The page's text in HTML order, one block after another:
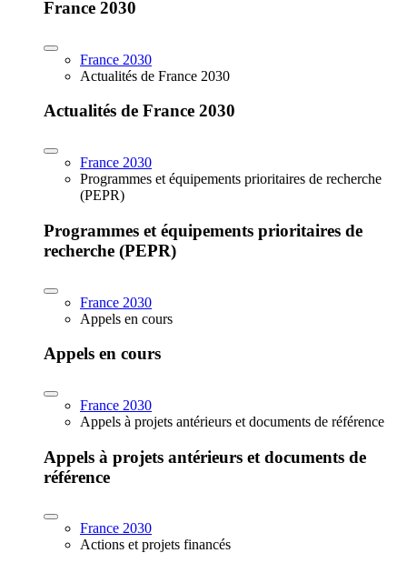
France 2030
France 2030
Actualités de France 2030
Actualités de France 2030
France 2030
Programmes et équipements prioritaires de recherche
(PEPR)
Programmes et équipements prioritaires de
recherche (PEPR)
France 2030
Appels en cours
Appels en cours
France 2030
Appels à projets antérieurs et documents de référence
Appels à projets antérieurs et documents de
référence
France 2030
Actions et projets financés